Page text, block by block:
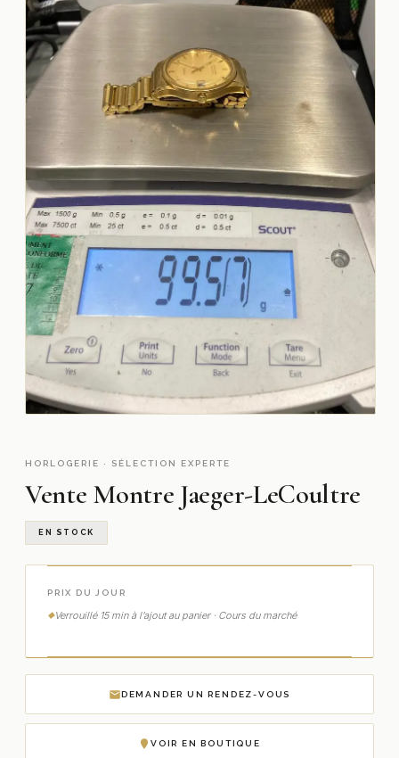
HORLOGERIE · SÉLECTION EXPERTE
Vente Montre Jaeger-LeCoultre
EN STOCK
PRIX DU JOUR
Verrouillé 15 min à l’ajout au panier · Cours du marché
DEMANDER UN RENDEZ-VOUS
VOIR EN BOUTIQUE